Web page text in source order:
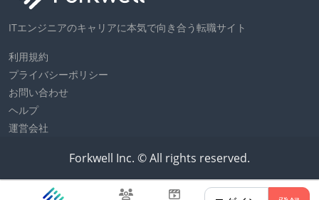
ITエンジニアのキャリアに本気で向き合う転職サイト
利用規約
プライバシーポリシー
お問い合わせ
ヘルプ
運営会社
Forkwell Inc. © All rights reserved.